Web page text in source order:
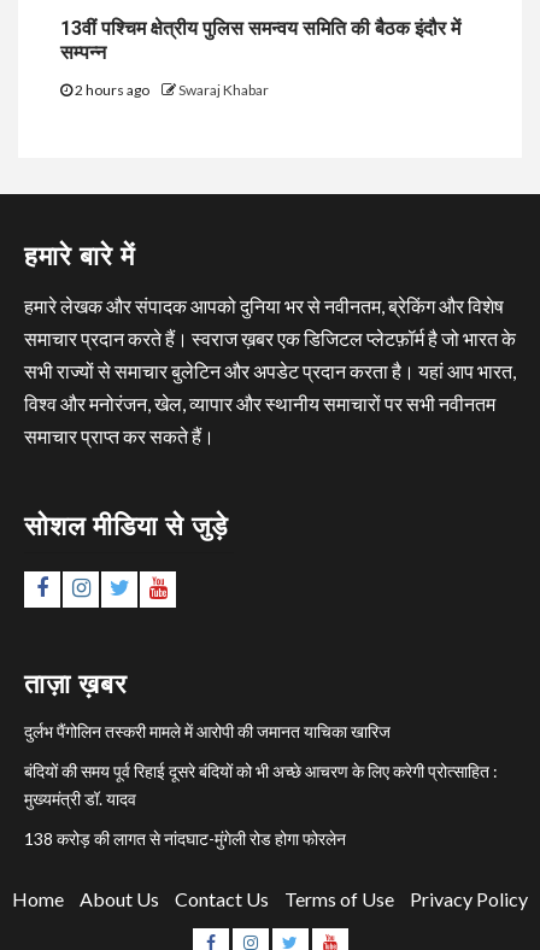
13वीं पश्चिम क्षेत्रीय पुलिस समन्वय समिति की बैठक इंदौर में
सम्पन्न
2 hours ago Swaraj Khabar
हमारे बारे में
हमारे लेखक और संपादक आपको दुनिया भर से नवीनतम, ब्रेकिंग और विशेष
समाचार प्रदान करते हैं। स्वराज ख़बर एक डिजिटल प्लेटफ़ॉर्म है जो भारत के
सभी राज्यों से समाचार बुलेटिन और अपडेट प्रदान करता है। यहां आप भारत,
विश्व और मनोरंजन, खेल, व्यापार और स्थानीय समाचारों पर सभी नवीनतम
समाचार प्राप्त कर सकते हैं।
सोशल मीडिया से जुड़े
FacebookInstagram
TwitterYouTube
ताज़ा ख़बर
दुर्लभ पैंगोलिन तस्करी मामले में आरोपी की जमानत याचिका खारिज
बंदियों की समय पूर्व रिहाई दूसरे बंदियों को भी अच्छे आचरण के लिए करेगी प्रोत्साहित :
मुख्यमंत्री डॉ. यादव
138 करोड़ की लागत से नांदघाट-मुंगेली रोड होगा फोरलेन
Home About Us Contact Us Terms of Use Privacy Policy
Facebook
Instagram
TwitterYouTube